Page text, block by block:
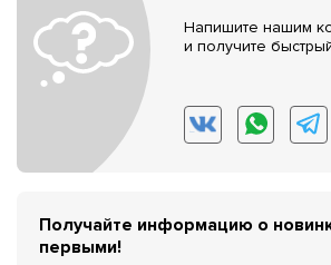
Напишите нашим
и получите
Получайте информацию о
первыми!